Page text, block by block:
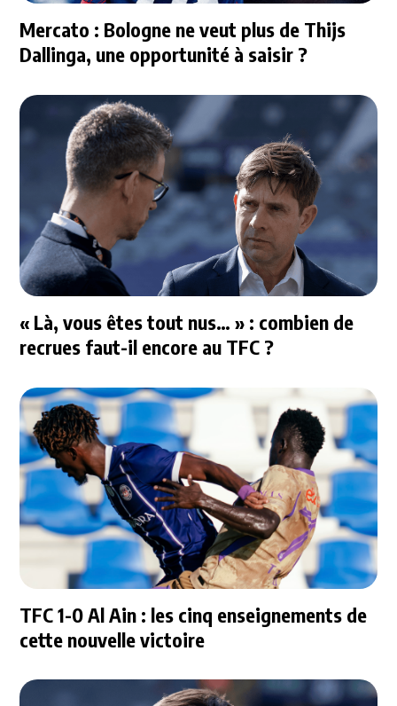
Mercato : Bologne ne veut plus de Thijs
Dallinga, une opportunité à saisir ?
« Là, vous êtes tout nus… » : combien de
recrues faut-il encore au TFC ?
TFC 1-0 Al Ain : les cinq enseignements de
cette nouvelle victoire